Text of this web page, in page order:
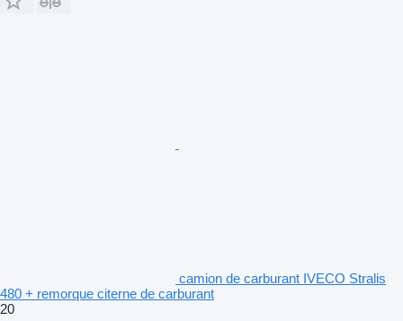
camion de carburant IVECO Stralis
480 + remorque citerne de carburant
20